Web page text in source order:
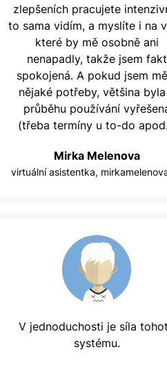
zlepšeních pracujete
to sama vidím, a myslíte i na
které by mě osobně ani
nenapadly, takže jsem fakt
spokojená. A pokud jsem
nějaké potřeby, většina
průběhu používání
(třeba termíny u to-do
Mirka Melenova
virtuální asistentka,
V jednoduchosti je síla
systému.